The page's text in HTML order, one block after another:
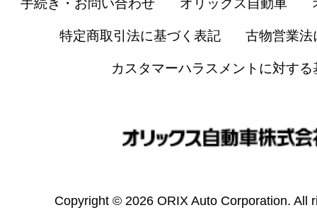
手続き・お問い合わせ オリックス自動車
特定商取引法に基づく表記 古物営業法
カスタマーハラスメントに対する
Copyright © 2026 ORIX Auto Corporation. All